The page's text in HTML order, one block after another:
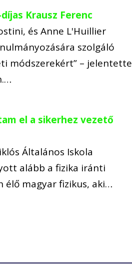
Krausz Ferenc
és Anne L'Huillier
szolgáló
módszerekért” – jelentette
el a sikerhez vezető
Általános Iskola
alább a fizika iránti
élő magyar fizikus, aki…